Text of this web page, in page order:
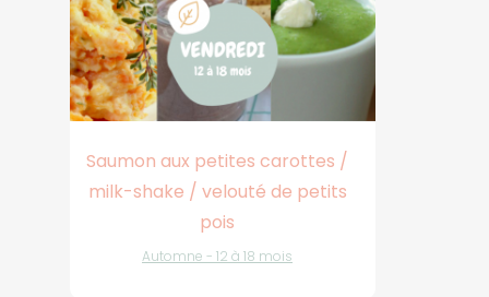
Saumon aux petites carottes /
milk-shake / velouté de petits
pois
Automne - 12 à 18 mois